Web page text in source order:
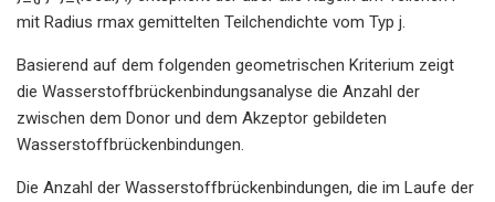
mit Radius rmax gemittelten Teilchendichte vom Typ j.
Basierend auf dem folgenden geometrischen Kriterium zeigt
die Wasserstoffbrückenbindungsanalyse die Anzahl der
zwischen dem Donor und dem Akzeptor gebildeten
Wasserstoffbrückenbindungen.
Die Anzahl der Wasserstoffbrückenbindungen, die im Laufe der